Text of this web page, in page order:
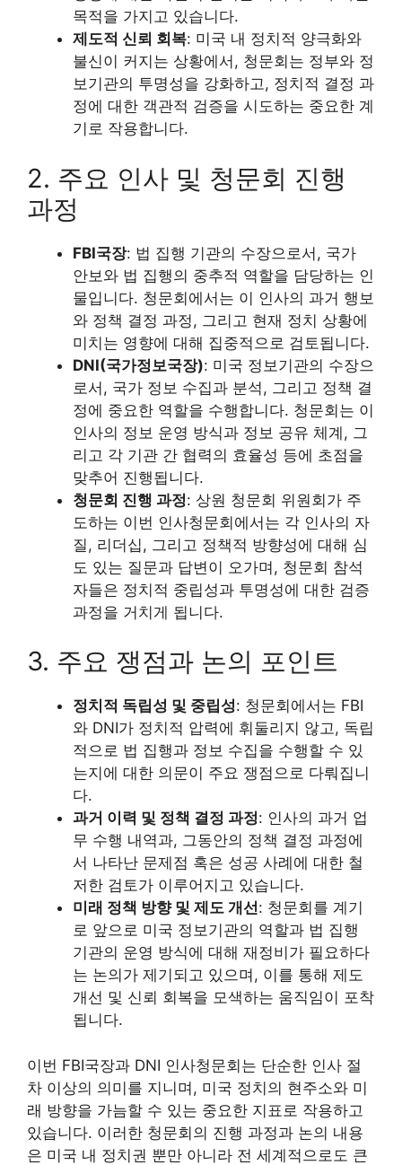
목적을 가지고 있습니다.
제도적 신뢰 회복: 미국 내 정치적 양극화와
불신이 커지는 상황에서, 청문회는 정부와 정
보기관의 투명성을 강화하고, 정치적 결정 과
정에 대한 객관적 검증을 시도하는 중요한 계
기로 작용합니다.
2. 주요 인사 및 청문회 진행
과정
FBI국장: 법 집행 기관의 수장으로서, 국가
안보와 법 집행의 중추적 역할을 담당하는 인
물입니다. 청문회에서는 이 인사의 과거 행보
와 정책 결정 과정, 그리고 현재 정치 상황에
미치는 영향에 대해 집중적으로 검토됩니다.
DNI(국가정보국장): 미국 정보기관의 수장으
로서, 국가 정보 수집과 분석, 그리고 정책 결
정에 중요한 역할을 수행합니다. 청문회는 이
인사의 정보 운영 방식과 정보 공유 체계, 그
리고 각 기관 간 협력의 효율성 등에 초점을
맞추어 진행됩니다.
청문회 진행 과정: 상원 청문회 위원회가 주
도하는 이번 인사청문회에서는 각 인사의 자
질, 리더십, 그리고 정책적 방향성에 대해 심
도 있는 질문과 답변이 오가며, 청문회 참석
자들은 정치적 중립성과 투명성에 대한 검증
과정을 거치게 됩니다.
3. 주요 쟁점과 논의 포인트
정치적 독립성 및 중립성: 청문회에서는 FBI
와 DNI가 정치적 압력에 휘둘리지 않고, 독립
적으로 법 집행과 정보 수집을 수행할 수 있
는지에 대한 의문이 주요 쟁점으로 다뤄집니
다.
과거 이력 및 정책 결정 과정: 인사의 과거 업
무 수행 내역과, 그동안의 정책 결정 과정에
서 나타난 문제점 혹은 성공 사례에 대한 철
저한 검토가 이루어지고 있습니다.
미래 정책 방향 및 제도 개선: 청문회를 계기
로 앞으로 미국 정보기관의 역할과 법 집행
기관의 운영 방식에 대해 재정비가 필요하다
는 논의가 제기되고 있으며, 이를 통해 제도
개선 및 신뢰 회복을 모색하는 움직임이 포착
됩니다.
이번 FBI국장과 DNI 인사청문회는 단순한 인사 절
차 이상의 의미를 지니며, 미국 정치의 현주소와 미
래 방향을 가늠할 수 있는 중요한 지표로 작용하고
있습니다. 이러한 청문회의 진행 과정과 논의 내용
은 미국 내 정치권 뿐만 아니라 전 세계적으로도 큰